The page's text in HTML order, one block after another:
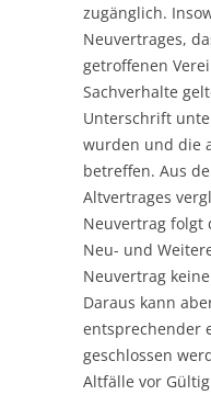
zugänglich.
Neuvertrages,
getroffenen
Sachverhalte
Unterschrift
wurden und die
betreffen. Aus
Altvertrages
Neuvertrag folgt
Neu- und
Neuvertrag
Daraus kann
entsprechender
geschlossen
Altfälle vor